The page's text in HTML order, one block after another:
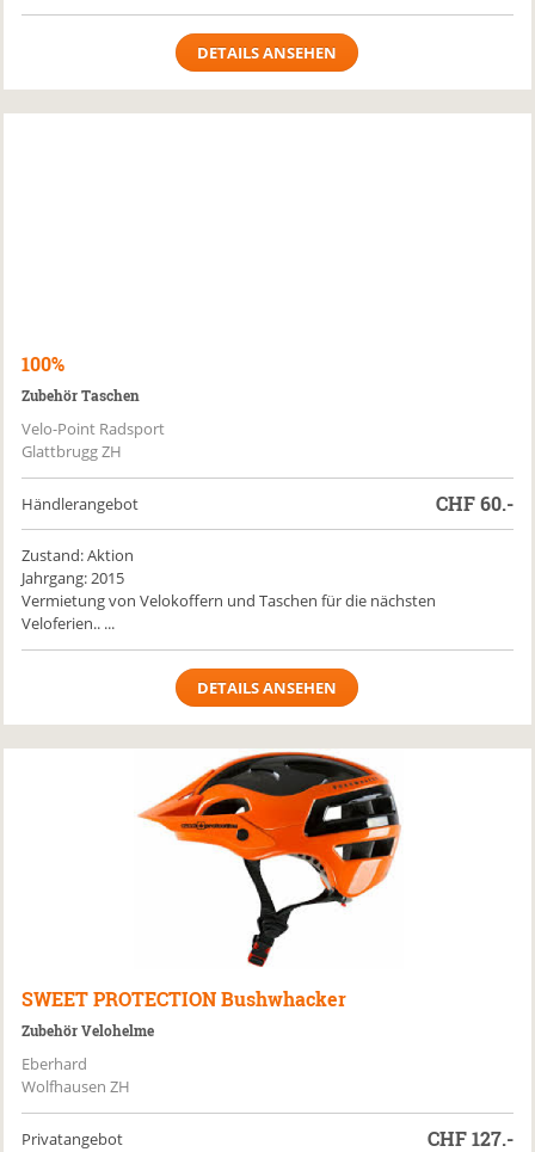
DETAILS ANSEHEN
100%
Zubehör Taschen
Velo-Point Radsport
Glattbrugg ZH
Händlerangebot CHF60.-
Zustand: Aktion
Jahrgang: 2015
Vermietung von Velokoffern und Taschen für die nächsten
Veloferien.. ...
DETAILS ANSEHEN
SWEET PROTECTION Bushwhacker
Zubehör Velohelme
Eberhard
Wolfhausen ZH
Privatangebot CHF127.-